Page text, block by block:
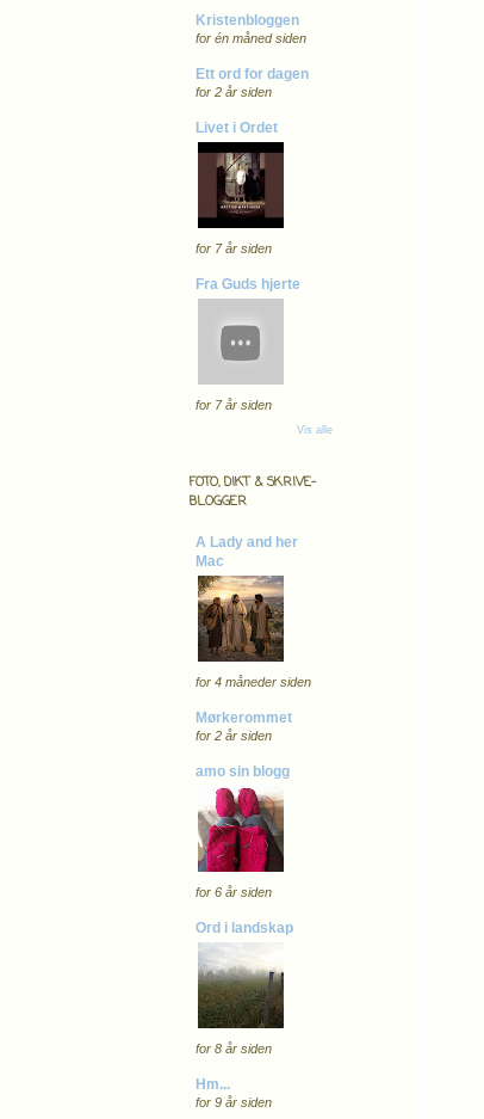
Kristenbloggen
for én måned siden
Ett ord for dagen
for 2 år siden
Livet i Ordet
for 7 år siden
Fra Guds hjerte
for 7 år siden
Vis alle
FOTO, DIKT & SKRIVE-
BLOGGER
A Lady and her
Mac
for 4 måneder siden
Mørkerommet
for 2 år siden
amo sin blogg
for 6 år siden
Ord i landskap
for 8 år siden
Hm...
for 9 år siden